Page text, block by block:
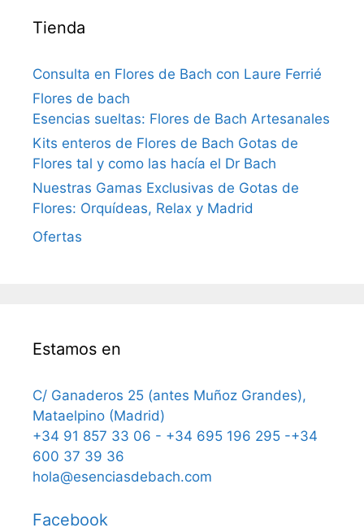
Tienda
Consulta en Flores de Bach con Laure Ferrié
Flores de bach
Esencias sueltas: Flores de Bach Artesanales
Kits enteros de Flores de Bach Gotas de
Flores tal y como las hacía el Dr Bach
Nuestras Gamas Exclusivas de Gotas de
Flores: Orquídeas, Relax y Madrid
Ofertas
Estamos en
C/ Ganaderos 25 (antes Muñoz Grandes),
Mataelpino (Madrid)
+34 91 857 33 06 - +34 695 196 295 -+34
600 37 39 36
hola@esenciasdebach.com
Facebook